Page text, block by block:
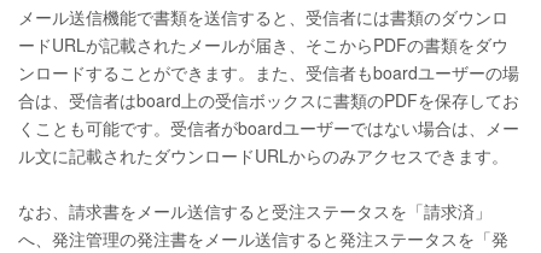
メール送信機能で書類を送信すると、受信者には書類のダウンロ
ードURLが記載されたメールが届き、そこからPDFの書類をダウ
ンロードすることができます。また、受信者もboardユーザーの場
合は、受信者はboard上の受信ボックスに書類のPDFを保存してお
くことも可能です。受信者がboardユーザーではない場合は、メー
ル文に記載されたダウンロードURLからのみアクセスできます。
なお、請求書をメール送信すると受注ステータスを「請求済」
へ、発注管理の発注書をメール送信すると発注ステータスを「発